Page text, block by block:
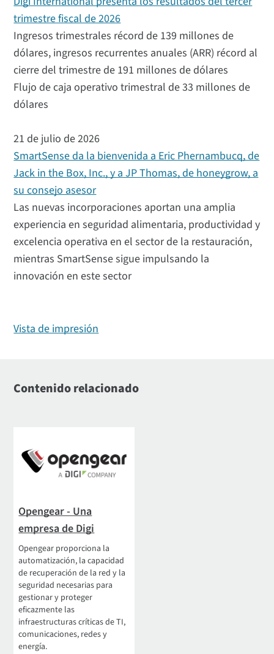
trimestre fiscal de 2026
Ingresos trimestrales récord de 139 millones de
dólares, ingresos recurrentes anuales (ARR) récord al
cierre del trimestre de 191 millones de dólares
Flujo de caja operativo trimestral de 33 millones de
dólares
21 de julio de 2026
SmartSense da la bienvenida a Eric Phernambucq, de
Jack in the Box, Inc., y a JP Thomas, de honeygrow, a
su consejo asesor
Las nuevas incorporaciones aportan una amplia
experiencia en seguridad alimentaria, productividad y
excelencia operativa en el sector de la restauración,
mientras SmartSense sigue impulsando la
innovación en este sector
Vista de impresión
Contenido relacionado
Opengear - Una
empresa de Digi
Opengear proporciona la
automatización, la capacidad
de recuperación de la red y la
seguridad necesarias para
gestionar y proteger
eficazmente las
infraestructuras críticas de TI,
comunicaciones, redes y
energía.